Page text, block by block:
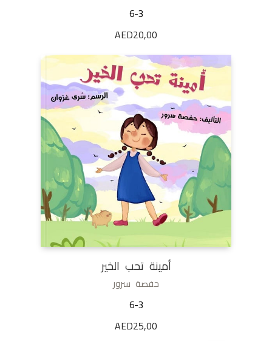
6-3
AED20,00
أمينة تحب الخير
حفصة سرور
6-3
AED25,00